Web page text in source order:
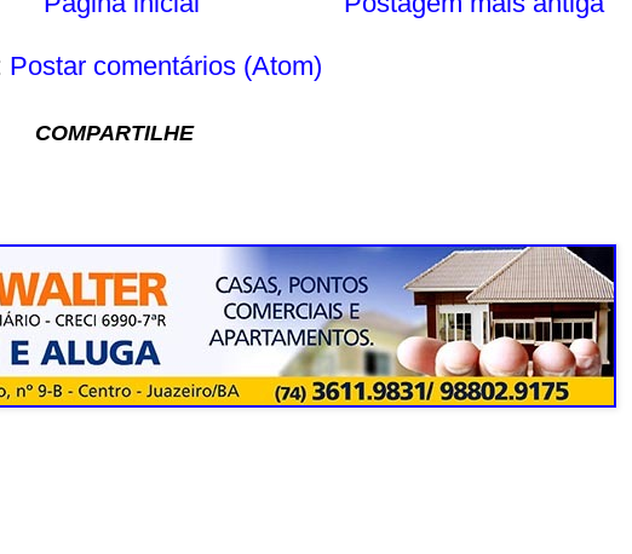
Postar comentários (Atom)
COMPARTILHE